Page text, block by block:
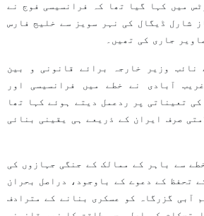
میں کہا گیا تھا کہ فرانسیسی فوج نے
شارل ڈیگال کی نہر سویز سے خلیج فارس
جاری کی تھیں۔
نائب وزیر خارجہ برائے قانونی و بین
غریب آبادی نے خطے میں فرانسیسی اور
تعیناتی پر ردعمل دیتے ہوئے کہا تھا
صرف ایران کے ذریعے ہی یقینی بنائی
سے باہر کے ممالک کے جنگی جہازوں کی
تحفظ کے دعوے کے باوجود، دراصل بحران
آبی گزرگاہ کو عسکری بنانے کے مترادف